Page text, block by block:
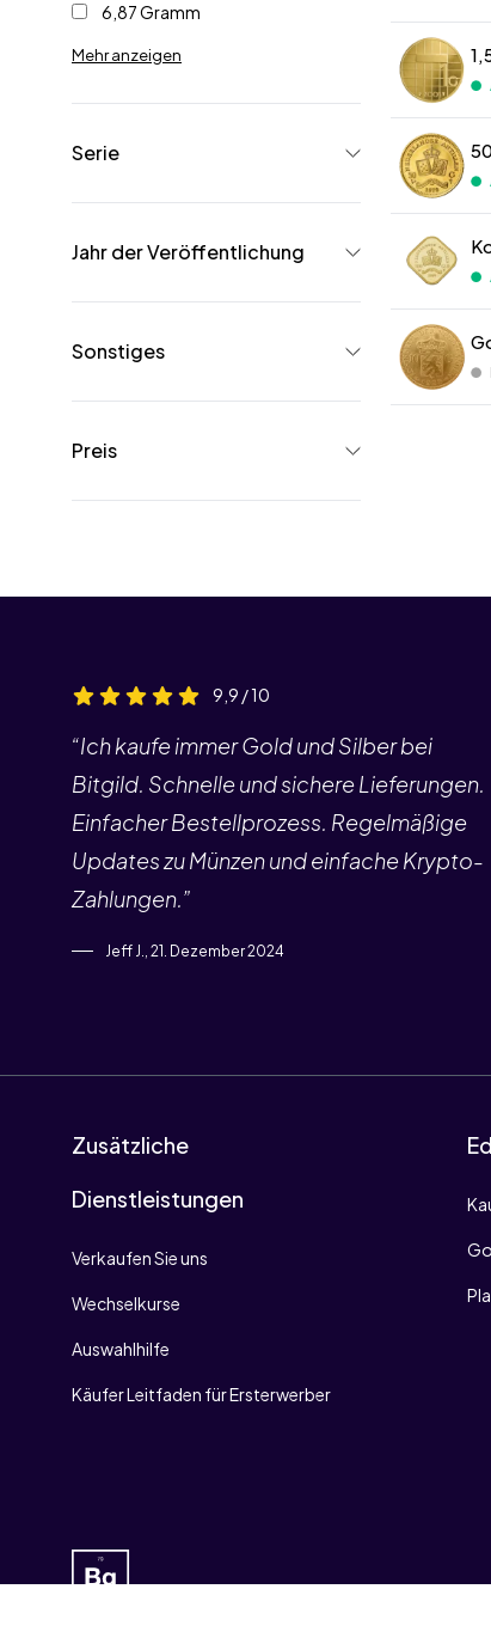
6,87 Gramm
Mehr anzeigen
Serie
Jahr der Veröffentlichung
Sonstiges
Preis
9,9 / 10
“Ich kaufe immer Gold und Silber bei
Bitgild. Schnelle und sichere Lieferungen.
Einfacher Bestellprozess. Regelmäßige
Updates zu Münzen und einfache Krypto-
Zahlungen.”
Jeff J., 21. Dezember 2024
Zusätzliche
Dienstleistungen
Verkaufen Sie uns
Wechselkurse
Auswahlhilfe
Käufer Leitfaden für Ersterwerber